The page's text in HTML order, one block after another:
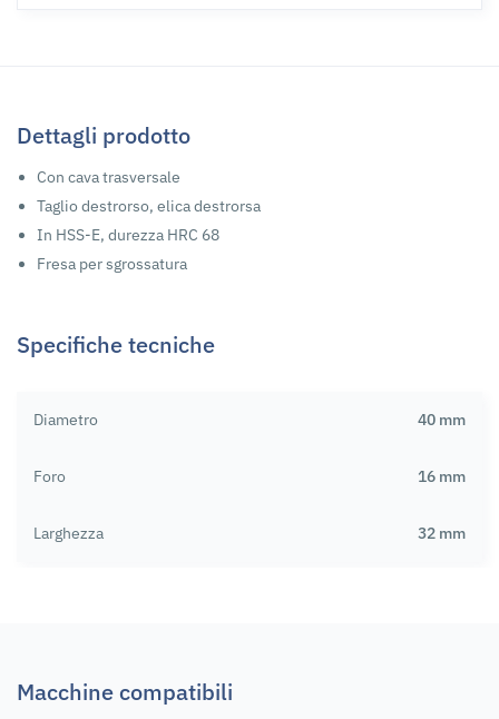
Dettagli prodotto
Con cava trasversale
Taglio destrorso, elica destrorsa
In HSS-E, durezza HRC 68
Fresa per sgrossatura
Specifiche tecniche
Diametro 40 mm
Foro 16 mm
Larghezza 32 mm
Macchine compatibili